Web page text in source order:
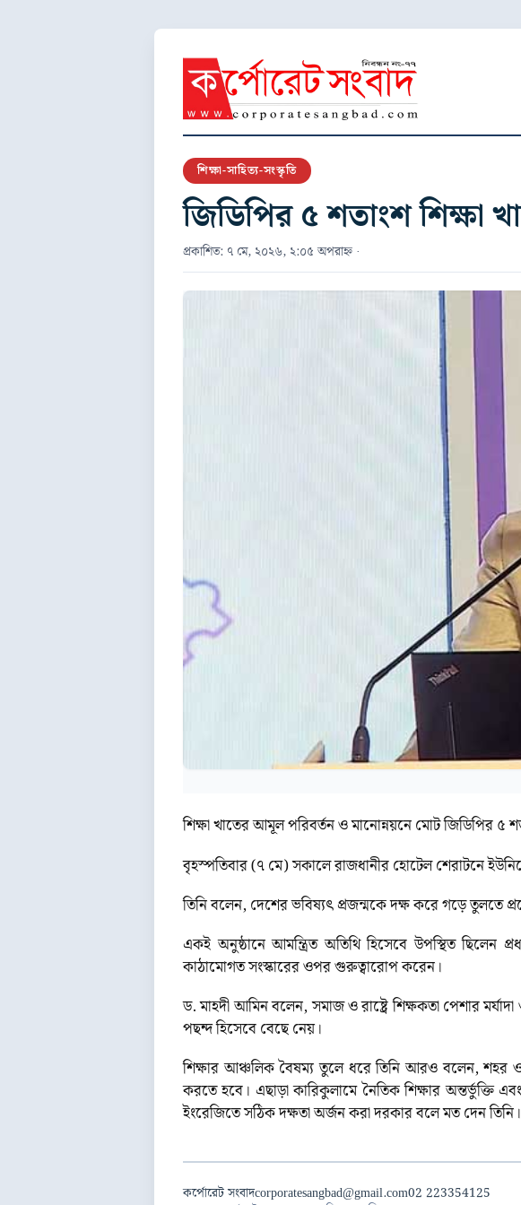
শিক্ষা-সাহিত্য-সংস্কৃতি
জিডিপির ৫ শতাংশ শিক্ষা
প্রকাশিত: ৭ মে, ২০২৬, ২:০৫ অপরাহ্ন ·
শিক্ষা খাতের আমূল পরিবর্তন ও মানোন্নয়নে মোট জিডিপির ৫
বৃহস্পতিবার (৭ মে) সকালে রাজধানীর হোটেল শেরাটনে
তিনি বলেন, দেশের ভবিষ্যৎ প্রজন্মকে দক্ষ করে গড়ে তুলতে
একই অনুষ্ঠানে আমন্ত্রিত অতিথি হিসেবে উপস্থিত ছিলেন
কাঠামোগত সংস্কারের ওপর গুরুত্বারোপ করেন।
ড. মাহদী আমিন বলেন, সমাজ ও রাষ্ট্রে শিক্ষকতা পেশার
পছন্দ হিসেবে বেছে নেয়।
শিক্ষার আঞ্চলিক বৈষম্য তুলে ধরে তিনি আরও বলেন, শহর ও
করতে হবে। এছাড়া কারিকুলামে নৈতিক শিক্ষার অন্তর্ভুক্তি
ইংরেজিতে সঠিক দক্ষতা অর্জন করা দরকার বলে মত দেন তিনি।
কর্পোরেট সংবাদcorporatesangbad@gmail.com02 223354125